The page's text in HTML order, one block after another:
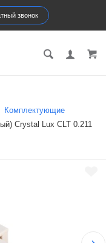
звонок
Комплектующие
Crystal Lux CLT 0.211